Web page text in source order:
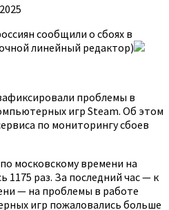
сообщили о сбоях в
линейный редактор)
проблемы в
игр Steam. Об этом
по мониторингу сбоев
московскому времени на
1175 раз. За последний час — к
— на проблемы в работе
игр пожаловались больше